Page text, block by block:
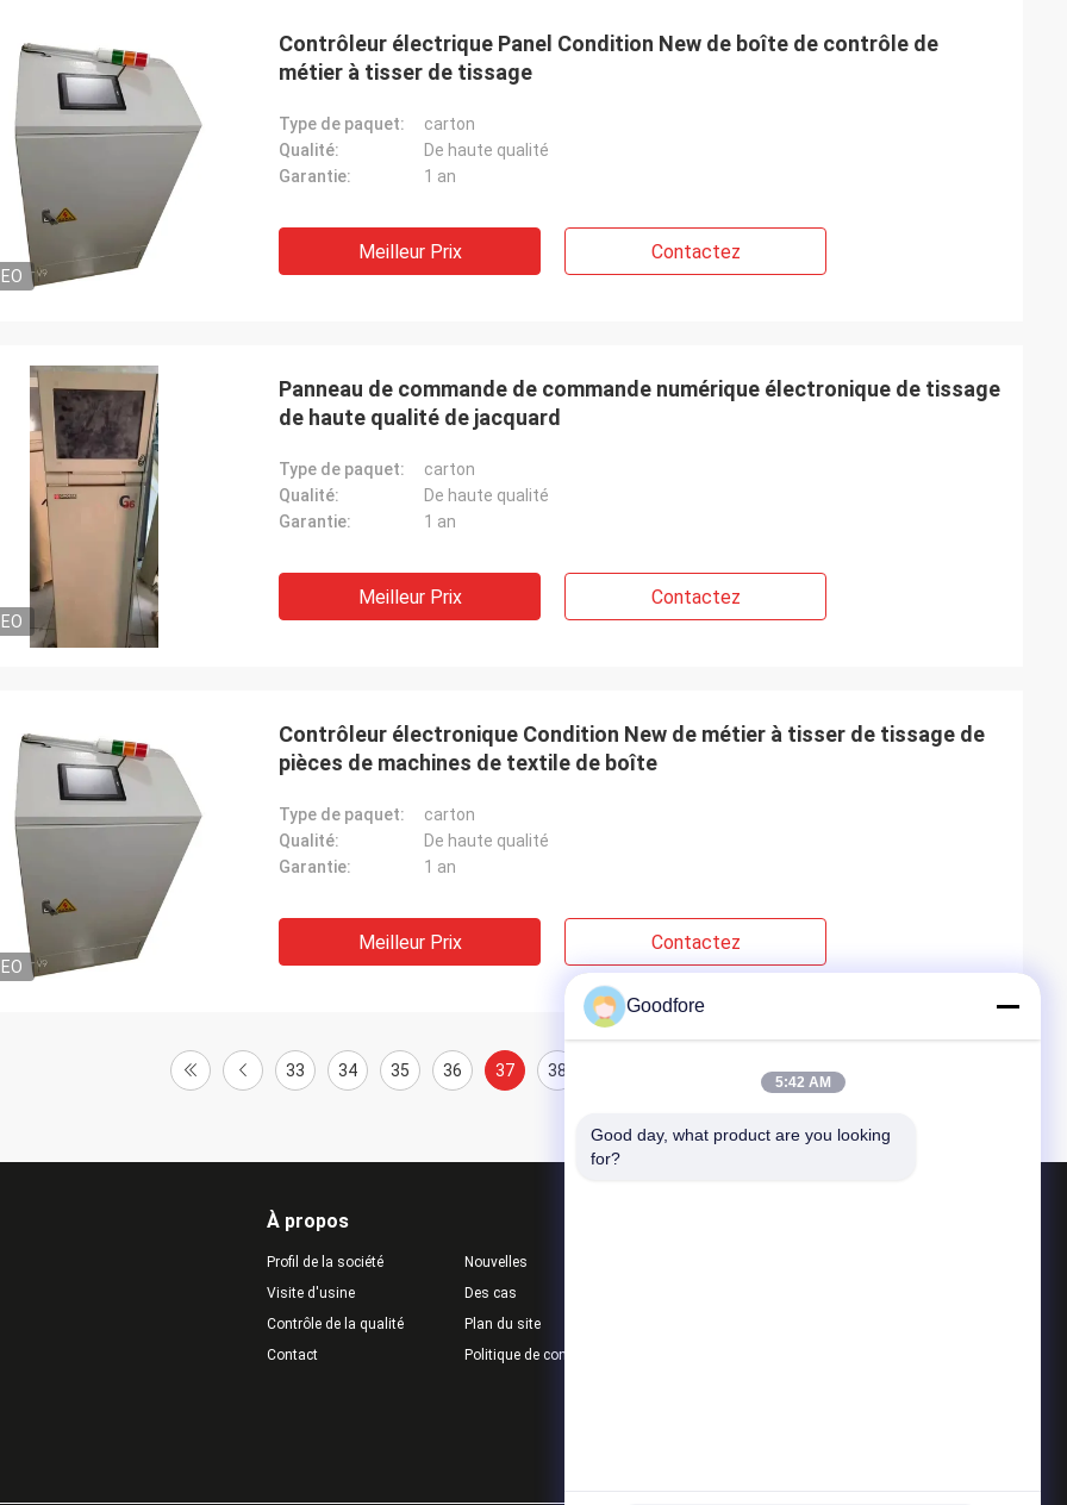
Contrôleur électrique Panel Condition New de boîte de contrôle de
métier à tisser de tissage
Type de paquet:
carton
Qualité:
De haute qualité
Garantie:
1 an
Meilleur Prix Contactez
Panneau de commande de commande numérique électronique de tissage
de haute qualité de jacquard
Type de paquet:
carton
Qualité:
De haute qualité
Garantie:
1 an
Meilleur Prix Contactez
Contrôleur électronique Condition New de métier à tisser de tissage de
pièces de machines de textile de boîte
Type de paquet:
carton
Qualité:
De haute qualité
Garantie:
1 an
Meilleur Prix Contactez
33 34 35 36 37 38
À propos
Profil de la société
Visite d'usine
Contrôle de la qualité
Contact
Nouvelles
Des cas
Plan du site
Politique de confidentialité
Goodfore
5:42 AM
Good day, what product are you looking
for?